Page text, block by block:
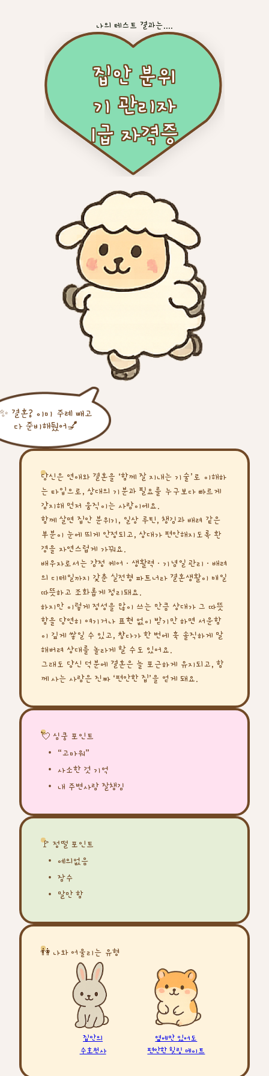
나의 테스트 결과는....
집안 분위
기 관리자
1급 자격증
결혼? 이미 주례 빼고
다 준비해뒀어💅
당신은 연애와 결혼을 ‘함께 잘 지내는 기술’로 이해하
는 타입으로, 상대의 기분과 필요를 누구보다 빠르게
감지해 먼저 움직이는 사람이에요.
함께 살면 집안 분위기, 일상 루틴, 챙김과 배려 같은
부분이 눈에 띄게 안정되고, 상대가 편안해지도록 환
경을 자연스럽게 가꿔요.
배우자로서는 감정 케어·생활력·기념일 관리·배려
의 디테일까지 갖춘 실전형 파트너라 결혼생활이 매일
따뜻하고 조화롭게 정리돼요.
하지만 이렇게 정성을 많이 쓰는 만큼 상대가 그 따뜻
함을 당연히 여기거나 표현 없이 받기만 하면 서운함
이 깊게 쌓일 수 있고, 참다가 한 번에 훅 솔직하게 말
해버려 상대를 놀라게 할 수도 있어요.
그래도 당신 덕분에 결혼은 늘 포근하게 유지되고, 함
께 사는 사람은 진짜 ‘편안한 집’을 얻게 돼요.
💘 심쿵 포인트
“고마워”
사소한 것 기억
내 주변사람 잘챙김
🚩 정떨 포인트
예의없음
잠수
말만 함
👫 나와 어울리는 유형
집안의
수호천사
옆에만 있어도
편안한 힐링 메이트